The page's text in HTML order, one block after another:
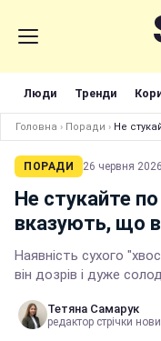
Люди Тренди
Головна › Поради › Не
ПОРАДИ 26 червня
Не стукайте по
вказують, що
Наявність сухого
він дозрів і дуже
Тетяна Самарук
редактор стрічки